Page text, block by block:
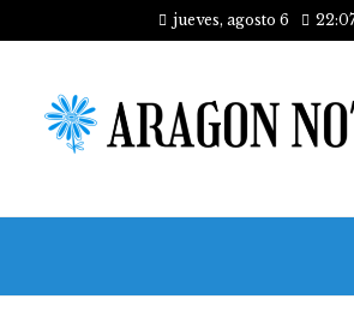
jueves, agosto 6